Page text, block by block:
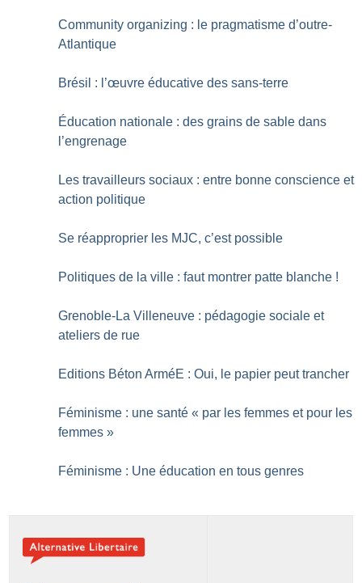
Community organizing : le pragmatisme d’outre-
Atlantique
Brésil : l’œuvre éducative des sans-terre
Éducation nationale : des grains de sable dans
l’engrenage
Les travailleurs sociaux : entre bonne conscience et
action politique
Se réapproprier les MJC, c’est possible
Politiques de la ville : faut montrer patte blanche !
Grenoble-La Villeneuve : pédagogie sociale et
ateliers de rue
Editions Béton ArméE : Oui, le papier peut trancher
Féminisme : une santé « par les femmes et pour les
femmes »
Féminisme : Une éducation en tous genres